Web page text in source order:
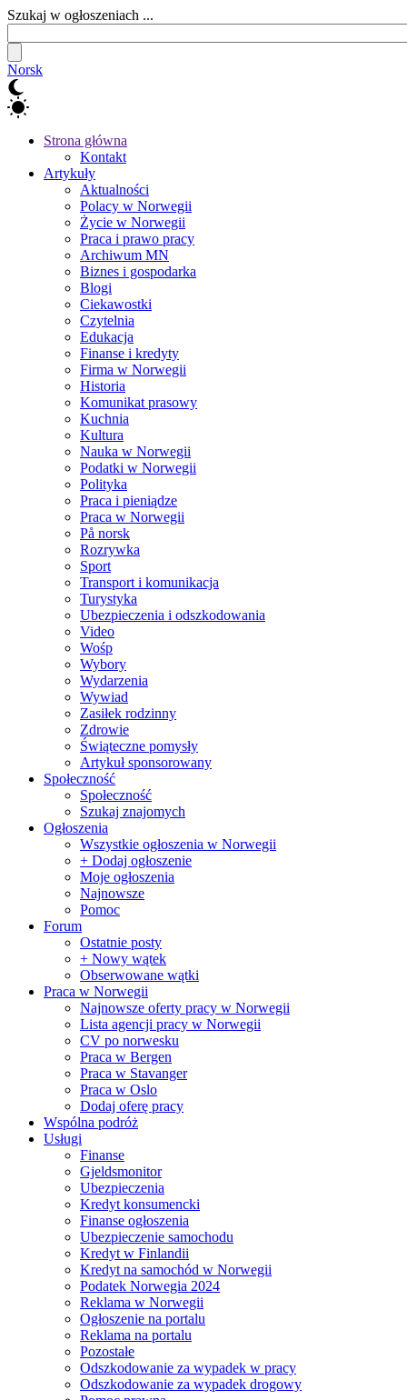
Szukaj w ogłoszeniach ...
Norsk
Strona główna
Kontakt
Artykuły
Aktualności
Polacy w Norwegii
Życie w Norwegii
Praca i prawo pracy
Archiwum MN
Biznes i gospodarka
Blogi
Ciekawostki
Czytelnia
Edukacja
Finanse i kredyty
Firma w Norwegii
Historia
Komunikat prasowy
Kuchnia
Kultura
Nauka w Norwegii
Podatki w Norwegii
Polityka
Praca i pieniądze
Praca w Norwegii
På norsk
Rozrywka
Sport
Transport i komunikacja
Turystyka
Ubezpieczenia i odszkodowania
Video
Wośp
Wybory
Wydarzenia
Wywiad
Zasiłek rodzinny
Zdrowie
Świąteczne pomysły
Artykuł sponsorowany
Społeczność
Społeczność
Szukaj znajomych
Ogłoszenia
Wszystkie ogłoszenia w Norwegii
+ Dodaj ogłoszenie
Moje ogłoszenia
Najnowsze
Pomoc
Forum
Ostatnie posty
+ Nowy wątek
Obserwowane wątki
Praca w Norwegii
Najnowsze oferty pracy w Norwegii
Lista agencji pracy w Norwegii
CV po norwesku
Praca w Bergen
Praca w Stavanger
Praca w Oslo
Dodaj oferę pracy
Wspólna podróż
Usługi
Finanse
Gjeldsmonitor
Ubezpieczenia
Kredyt konsumencki
Finanse ogłoszenia
Ubezpieczenie samochodu
Kredyt w Finlandii
Kredyt na samochód w Norwegii
Podatek Norwegia 2024
Reklama w Norwegii
Ogłoszenie na portalu
Reklama na portalu
Pozostałe
Odszkodowanie za wypadek w pracy
Odszkodowanie za wypadek drogowy